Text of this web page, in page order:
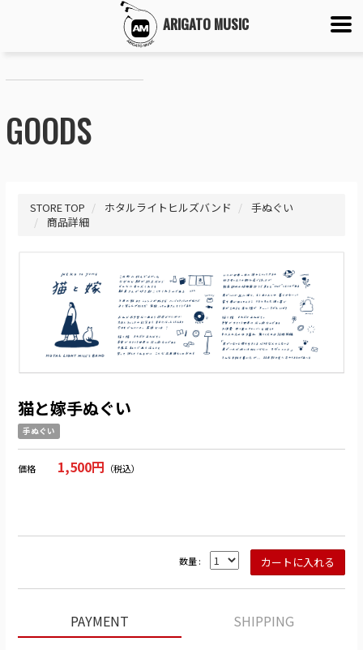
ARIGATO MUSIC
GOODS
STORE TOP ホタルライトヒルズバンド
手ぬぐい
商品詳細
猫と嫁手ぬぐい
手ぬぐい
価格 1,500円 （税込）
数量 :
PAYMENT SHIPPING